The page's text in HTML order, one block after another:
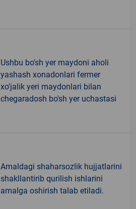
Ushbu bo'sh yer maydoni aholi
yashash xonadonlari fermer
xo'jalik yeri maydonlari bilan
chegaradosh bo'sh yer uchastasi
Amaldagi shaharsozlik hujjatlarini
shakllantirib qurilish ishlarini
amalga oshirish talab etiladi.